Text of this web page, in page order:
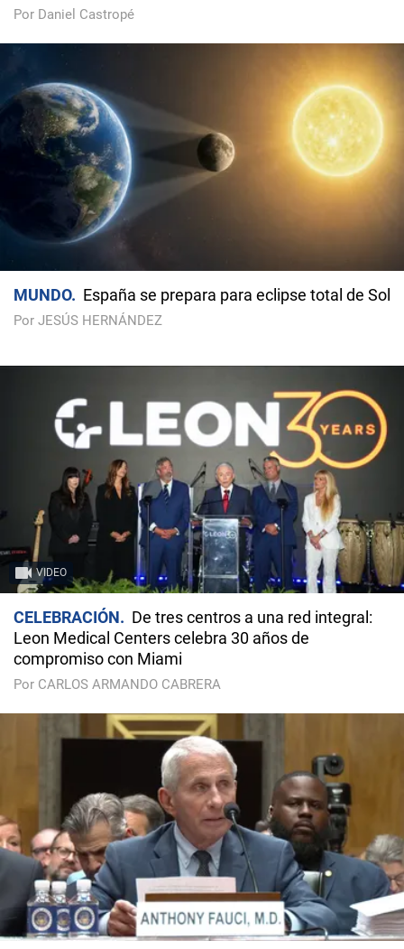
Por Daniel Castropé
MUNDO España se prepara para eclipse total de Sol
Por JESÚS HERNÁNDEZ
VIDEO
CELEBRACIÓN
De tres centros a una red integral:
Leon Medical Centers celebra 30 años de
compromiso con Miami
Por CARLOS ARMANDO CABRERA